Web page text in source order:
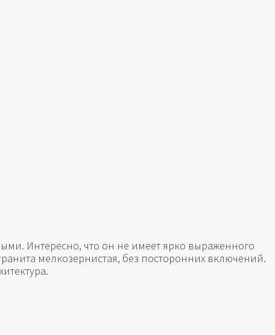
Интересно, что он не имеет ярко выраженного
мелкозернистая, без посторонних включений.